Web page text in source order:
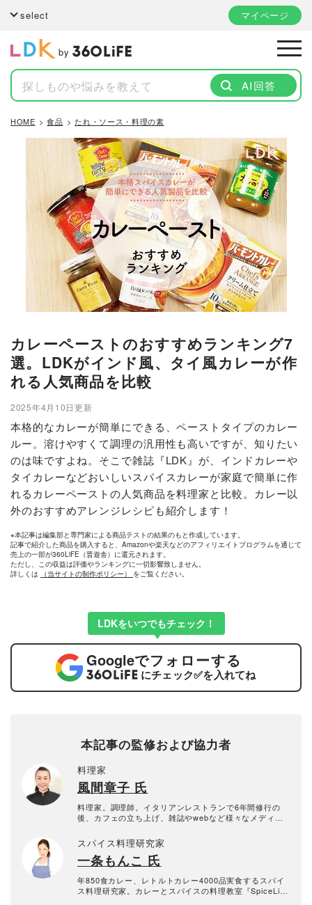
select マイページ
by
AI回答
HOME 食品 たれ・ソース・料理の素
カレーペーストのおすすめランキング7
選。LDKがインド風、タイ風カレーが作
れる人気商品を比較
2025年4月10日更新
本格的なカレーが簡単にできる、ペーストタイプのカレー
ルー。溶けやすくて調理の汎用性も高いですが、知りたい
のは味ですよね。そこで雑誌『LDK』が、インドカレーや
タイカレーなどおいしいスパイスカレーが家庭で簡単に作
れるカレーペーストの人気商品を料理家と比較。カレー以
外のおすすめアレンジレシピも紹介します！
※本記事は編集部と専門家による商品テストの結果のもと作成しています。
記事で紹介した商品を購入すると、Amazonや楽天などのアフィリエイトプログラムを通じて
売上の一部が360LiFE（晋遊舎）に還元されます。
ただし、この収益は評価やランキングに一切影響致しません。
詳しくは
（当サイトの制作ポリシー） をご覧ください。
LDKをいつでもチェック！
Googleでフォローする
にチェック✅を入れてね
本記事の監修および協力者
料理家
風間章子 氏
料理家。調理師。イタリアンレストランで6年間修行の
後、カフェの立ち上げ、雑誌やwebなど様々なメディア
チン」運営。 定期的にお料理教室なども開催。
スパイス料理研究家
一条もんこ 氏
年850食カレー、レトルトカレー4000品実食するスパイ
ス料理研究家。カレーとスパイスの料理教室『SpiceLife